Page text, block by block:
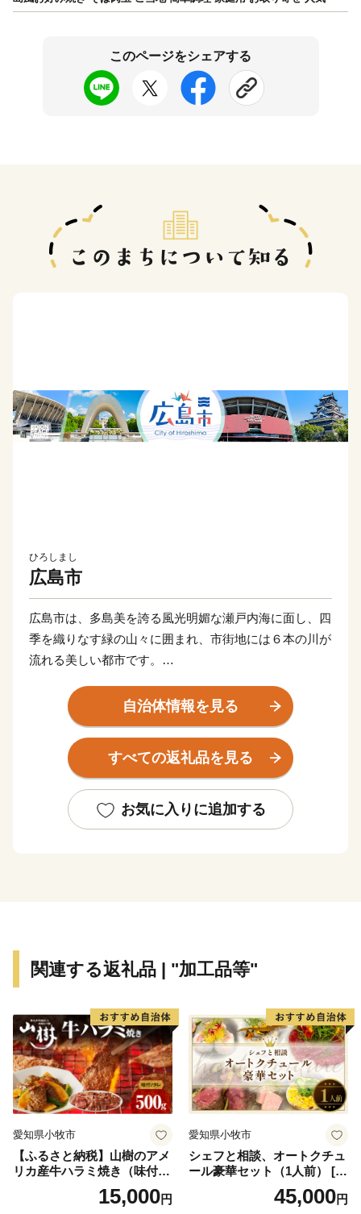
このページをシェアする
ひろしまし
広島市
広島市は、多島美を誇る風光明媚な瀬戸内海に面し、四
季を織りなす緑の山々に囲まれ、市街地には６本の川が
流れる美しい都市です。
として知られ、世界中から多くの人が訪れており、市内
中心部にある平和記念公園の原爆死没者慰霊碑などで
は、手を合わせ祈る人や、献花が絶えることはありませ
く全国に知られるご当地グルメになっています。
また、広島東洋カープやサンフレッチェ広島など、広島
自治体情報を見る
すべての返礼品を見る
お気に入りに追加する
関連する返礼品 | "加工品等"
愛知県小牧市
【ふるさと納税】山樹のアメ
リカ産牛ハラミ焼き（味付）
15,000円
愛知県小牧市
シェフと相談、オートクチュ
ール豪華セット（1人前） [04
45,000円